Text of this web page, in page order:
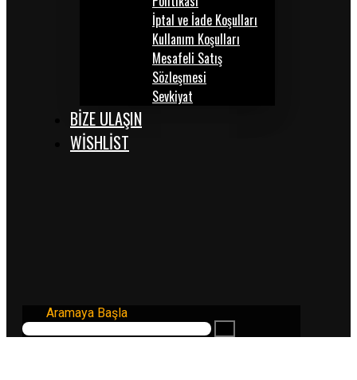
İptal ve İade Koşulları
Kullanım Koşulları
Mesafeli Satış
Sözleşmesi
Sevkiyat
BİZE ULAŞIN
WISHLIST
Aramaya Başla